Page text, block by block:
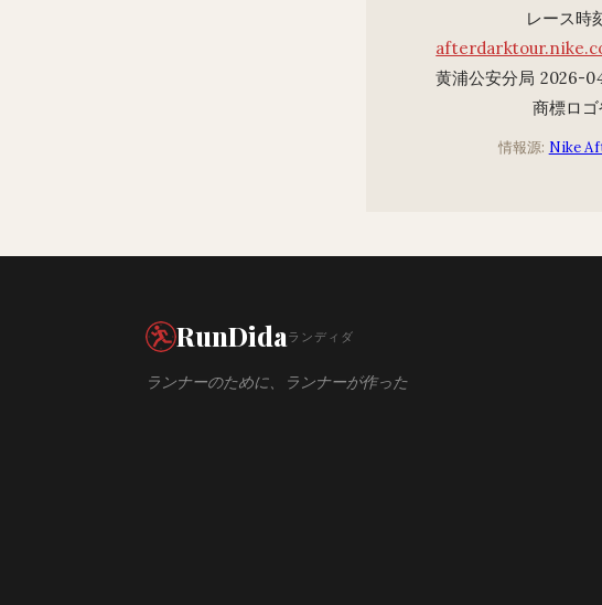
レース時
黄浦公安分局 2026-
商標ロ
情報源: Nike
RunDidaランディダ
ランナーのために、ランナーが作った